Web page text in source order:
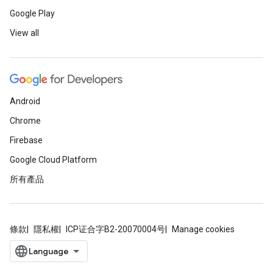
Google Play
View all
Android
Chrome
Firebase
Google Cloud Platform
所有產品
條款 隱私權 ICP证合字B2-20070004号 Manage cookies